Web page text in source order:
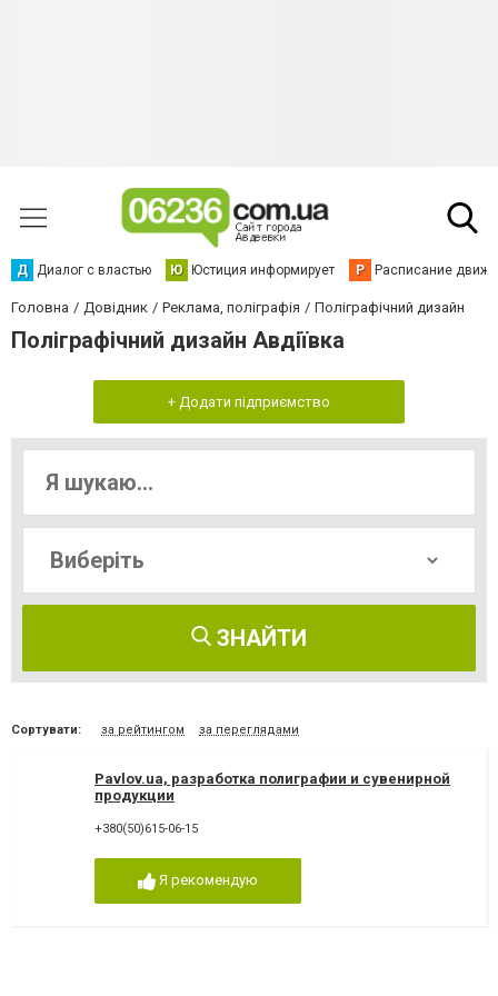
Д Диалог с властью Ю Юстиция информирует Р Расписание
Головна Довідник Реклама, поліграфія Поліграфічний дизайн
Поліграфічний дизайн Авдіївка
+ Додати підприємство
ЗНАЙТИ
Сортувати: за рейтингом за переглядами
Pavlov.ua, разработка полиграфии и сувенирной
продукции
+380(50)615-06-15
Я рекомендую